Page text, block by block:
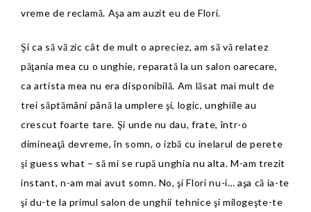
vreme de reclamă. Aşa am auzit eu de Flori.
Şi ca să vă zic cât de mult o apreciez, am să vă relatez
păţania mea cu o unghie, reparată la un salon oarecare,
ca artista mea nu era disponibilă. Am lăsat mai mult de
trei săptămâni până la umplere şi, logic, unghiile au
crescut foarte tare. Şi unde nu dau, frate, într-o
dimineaţă devreme, în somn, o izbă cu inelarul de perete
şi guess what – să mi se rupă unghia nu alta. M-am trezit
instant, n-am mai avut somn. No, şi Flori nu-i… aşa că ia-te
şi du-te la primul salon de unghii tehnice şi milogeşte-te